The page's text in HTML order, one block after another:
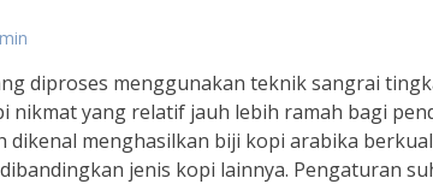
diproses menggunakan teknik sangrai
nikmat yang relatif jauh lebih ramah bagi
dikenal menghasilkan biji kopi arabika
jenis kopi lainnya. Pengaturan